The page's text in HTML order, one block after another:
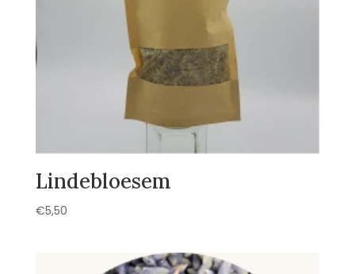
Lindebloesem
€5,50